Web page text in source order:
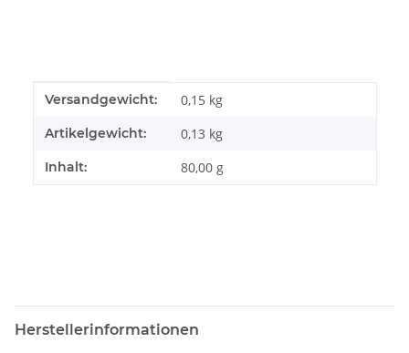
Produkteigenschaft
Wert
Versandgewicht: 0,15 kg
Artikelgewicht: 0,13 kg
Inhalt: 80,00 g
Herstellerinformationen